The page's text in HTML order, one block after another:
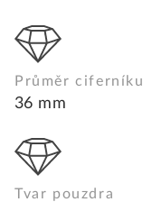
Průměr ciferníku
36 mm
Tvar pouzdra